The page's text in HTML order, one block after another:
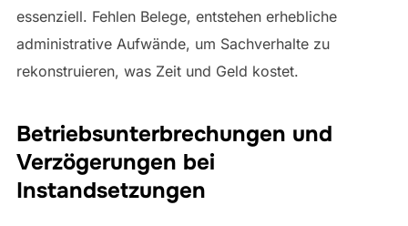
essenziell. Fehlen Belege, entstehen erhebliche
administrative Aufwände, um Sachverhalte zu
rekonstruieren, was Zeit und Geld kostet.
Betriebsunterbrechungen und
Verzögerungen bei
Instandsetzungen